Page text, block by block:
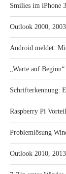
Smilies im iPhone
Outlook 2000,
Android meldet:
„Warte auf
Schrifterkennung:
Raspberry Pi
Problemlösung
Outlook 2010,